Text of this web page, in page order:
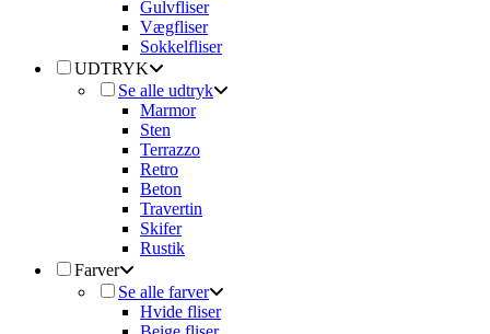
Gulvfliser
Vægfliser
Sokkelfliser
UDTRYK
Se alle udtryk
Marmor
Sten
Terrazzo
Retro
Beton
Travertin
Skifer
Rustik
Farver
Se alle farver
Hvide fliser